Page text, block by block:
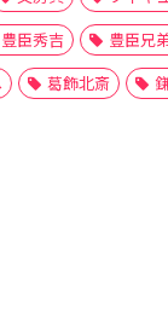
豊臣秀吉 豊臣兄
葛飾北斎